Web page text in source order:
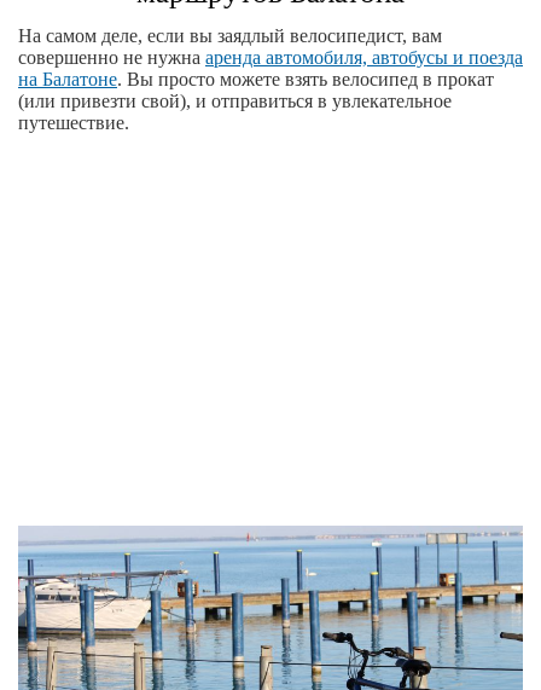
На самом деле, если вы заядлый велосипедист, вам
совершенно не нужна аренда автомобиля, автобусы и поезда
на Балатоне. Вы просто можете взять велосипед в прокат
(или привезти свой), и отправиться в увлекательное
путешествие.